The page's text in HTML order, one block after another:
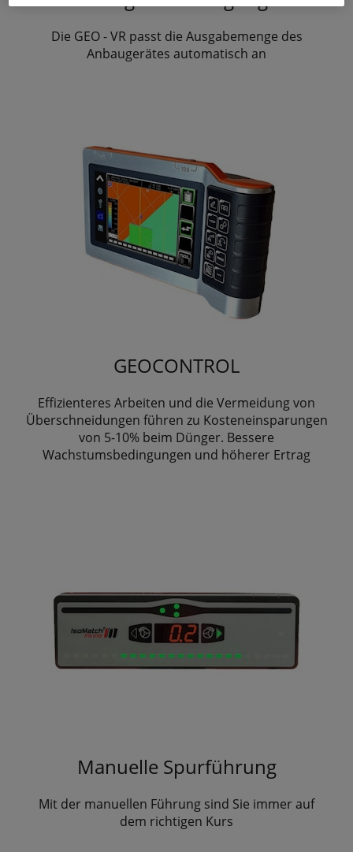
Die GEO - VR passt die Ausgabemenge des
Anbaugerätes automatisch an
GEOCONTROL
Effizienteres Arbeiten und die Vermeidung von
Überschneidungen führen zu Kosteneinsparungen
von 5-10% beim Dünger. Bessere
Wachstumsbedingungen und höherer Ertrag
Manuelle Spurführung
Mit der manuellen Führung sind Sie immer auf
dem richtigen Kurs